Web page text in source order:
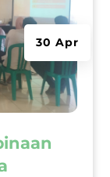
30 Apr